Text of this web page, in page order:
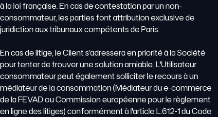
à la loi française. En cas de contestation par un non-
consommateur, les parties font attribution exclusive de
juridiction aux tribunaux compétents de Paris.
En cas de litige, le Client s'adressera en priorité à la Société
pour tenter de trouver une solution amiable. L'Utilisateur
consommateur peut également solliciter le recours à un
médiateur de la consommation (Médiateur du e-commerce
de la FEVAD ou Commission européenne pour le règlement
en ligne des litiges) conformément à l'article L.612-1 du Code